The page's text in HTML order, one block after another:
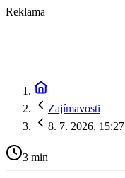
Reklama
Zajímavosti
8. 7. 2026, 15:27
3 min